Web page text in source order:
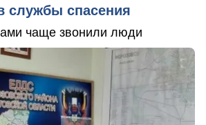
службы спасения
чаще звонили люди